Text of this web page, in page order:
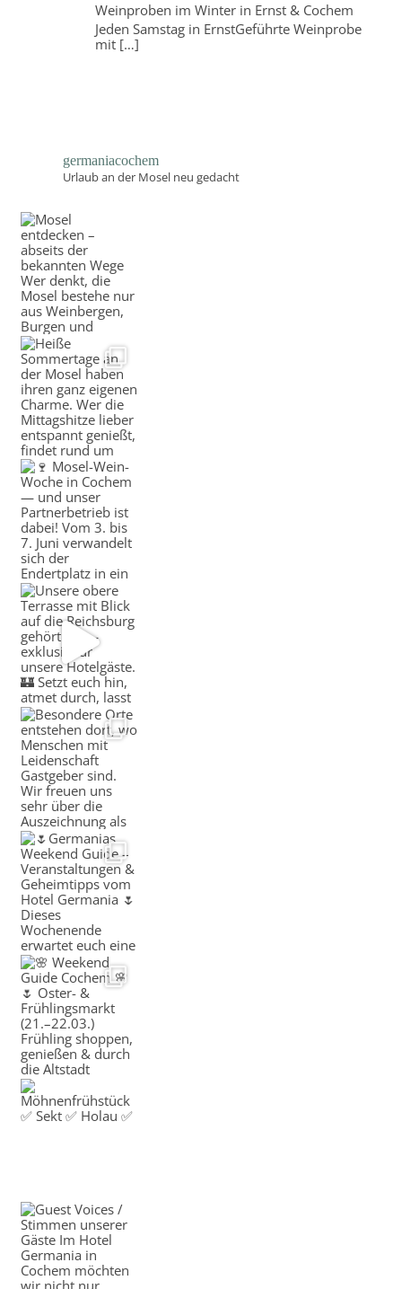
Weinproben im Winter in Ernst & Cochem
Jeden Samstag in ErnstGeführte Weinprobe
mit […]
germaniacochem
Urlaub an der Mosel neu gedacht